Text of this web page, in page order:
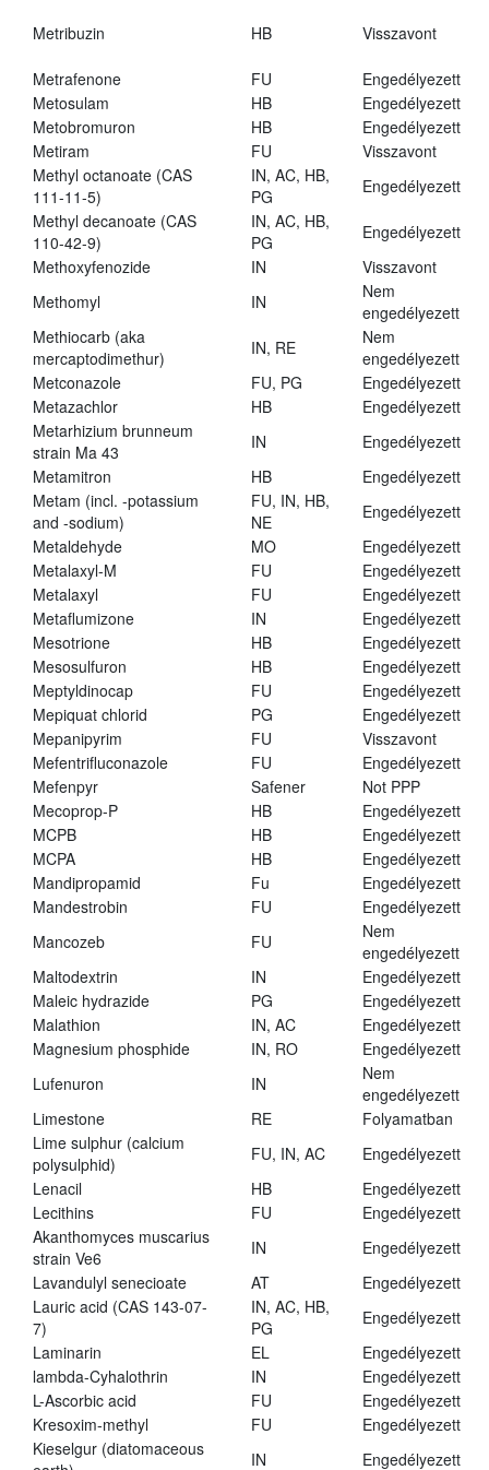
Metribuzin HB Visszavont
Metrafenone FU
Engedélyezett
Metosulam
HB
Engedélyezett
Metobromuron
HB
Engedélyezett
Metiram
FU
Visszavont
Methyl octanoate (CAS
111-11-5)
IN, AC, HB,
PG
Engedélyezett
Methyl decanoate (CAS
110-42-9)
IN, AC, HB,
PG
Engedélyezett
Methoxyfenozide
IN
Visszavont
Methomyl
IN
Nem
engedélyezett
Methiocarb (aka
mercaptodimethur)
IN, RE
Nem
engedélyezett
Metconazole
FU, PG
Engedélyezett
Metazachlor
HB
Engedélyezett
Metarhizium brunneum
strain Ma 43
IN
Engedélyezett
Metamitron
HB
Engedélyezett
Metam (incl. -potassium
and -sodium)
FU, IN, HB,
NE
Engedélyezett
Metaldehyde
MO
Engedélyezett
Metalaxyl-M
FU
Engedélyezett
Metalaxyl
FU
Engedélyezett
Metaflumizone
IN
Engedélyezett
Mesotrione
HB
Engedélyezett
Mesosulfuron
HB
Engedélyezett
Meptyldinocap
FU
Engedélyezett
Mepiquat chlorid
PG
Engedélyezett
Mepanipyrim
FU
Visszavont
Mefentrifluconazole
FU
Engedélyezett
Mefenpyr
Safener
Not PPP
Mecoprop-P
HB
Engedélyezett
MCPB
HB
Engedélyezett
MCPA
HB
Engedélyezett
Mandipropamid
Fu
Engedélyezett
Mandestrobin
FU
Engedélyezett
Mancozeb
FU
Nem
engedélyezett
Maltodextrin
IN
Engedélyezett
Maleic hydrazide
PG
Engedélyezett
Malathion
IN, AC
Engedélyezett
Magnesium phosphide
IN, RO
Engedélyezett
Lufenuron
IN
Nem
engedélyezett
Limestone
RE
Folyamatban
Lime sulphur (calcium
polysulphid)
FU, IN, AC
Engedélyezett
Lenacil
HB
Engedélyezett
Lecithins
FU
Engedélyezett
Akanthomyces muscarius
strain Ve6
IN
Engedélyezett
Lavandulyl senecioate
AT
Engedélyezett
Lauric acid (CAS 143-07-
7)
IN, AC, HB,
PG
Engedélyezett
Laminarin
EL
Engedélyezett
lambda-Cyhalothrin
IN
Engedélyezett
L-Ascorbic acid
FU
Engedélyezett
Kresoxim-methyl
FU
Engedélyezett
Kieselgur (diatomaceous
IN Engedélyezett